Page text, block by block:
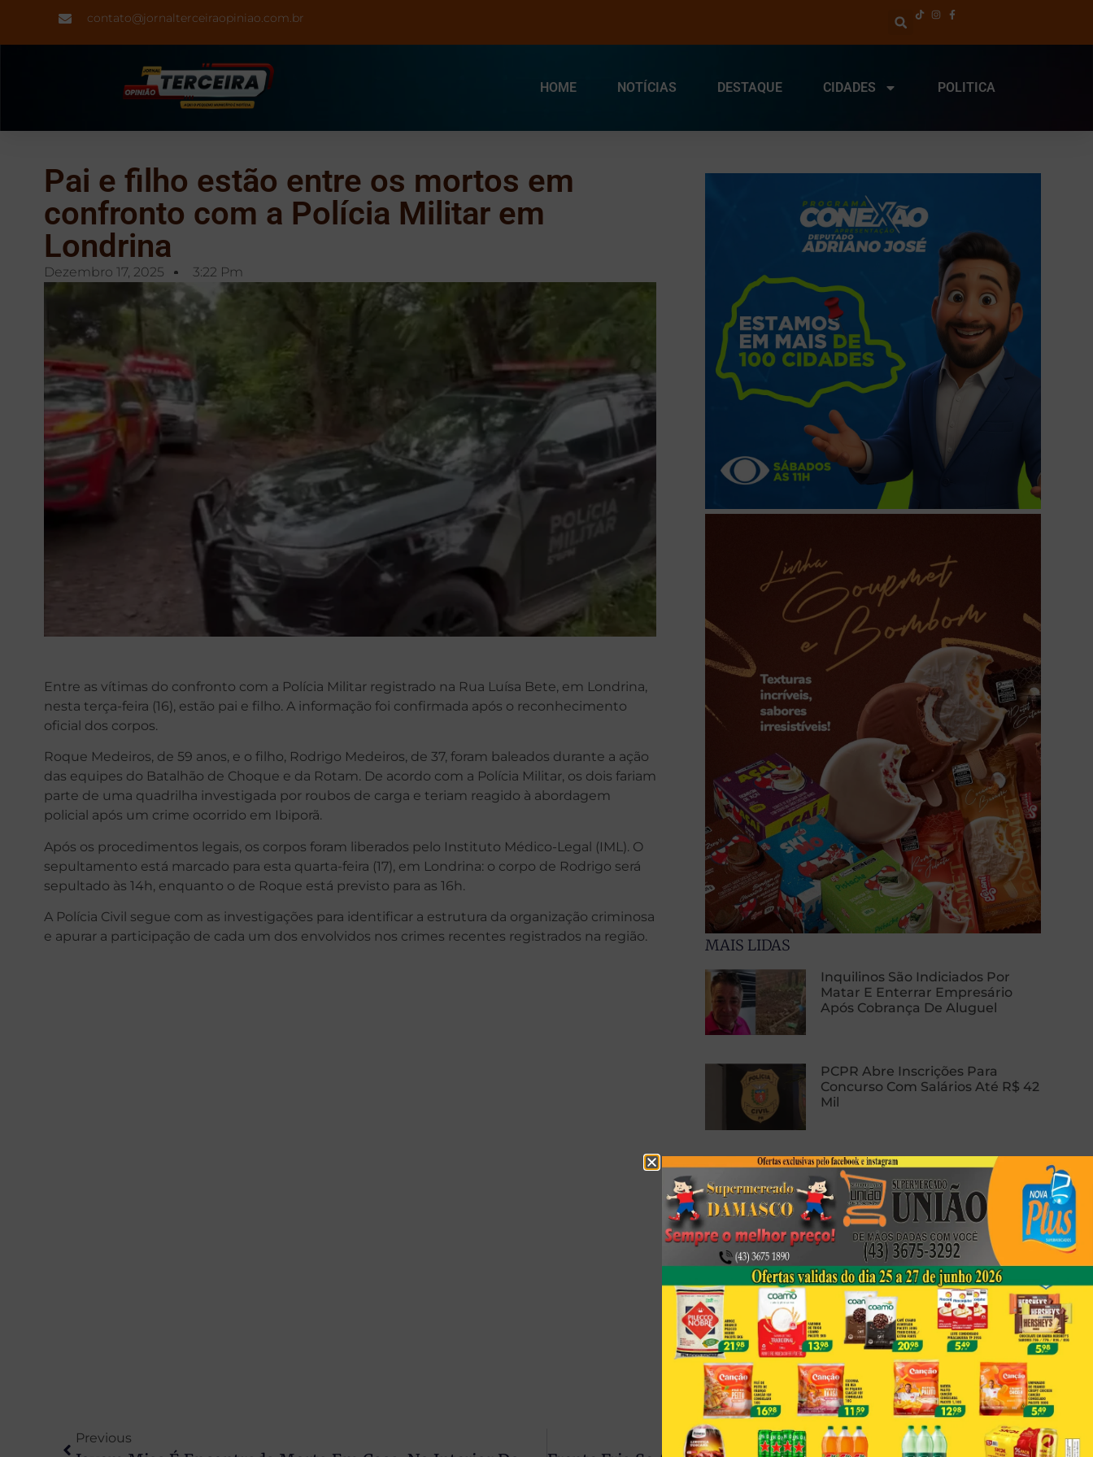
contato@jornalterceiraopiniao.com.br
HOME NOTÍCIAS DESTAQUE CIDADES POLITICA
Pai e filho estão entre os mortos em
confronto com a Polícia Militar em
Londrina
Dezembro 17, 2025 3:22 Pm
Entre as vítimas do confronto com a Polícia Militar registrado na Rua Luísa Bete, em Londrina,
nesta terça-feira (16), estão pai e filho. A informação foi confirmada após o reconhecimento
oficial dos corpos.
Roque Medeiros, de 59 anos, e o filho, Rodrigo Medeiros, de 37, foram baleados durante a ação
das equipes do Batalhão de Choque e da Rotam. De acordo com a Polícia Militar, os dois fariam
parte de uma quadrilha investigada por roubos de carga e teriam reagido à abordagem
policial após um crime ocorrido em Ibiporã.
Após os procedimentos legais, os corpos foram liberados pelo Instituto Médico-Legal (IML). O
sepultamento está marcado para esta quarta-feira (17), em Londrina: o corpo de Rodrigo será
sepultado às 14h, enquanto o de Roque está previsto para as 16h.
A Polícia Civil segue com as investigações para identificar a estrutura da organização criminosa
e apurar a participação de cada um dos envolvidos nos crimes recentes registrados na região.
MAIS LIDAS
Inquilinos São Indiciados Por
Matar E Enterrar Empresário
Após Cobrança De Aluguel
PCPR Abre Inscrições Para
Concurso Com Salários Até R$ 42
Mil
Foto Registrada Durante
Peregrinação Em Porecatu
Emociona Fiéis Por Semelhança
Com A Sagrada Face De Jesus
Corpo Em Decomposição É
Encontrado Em Londrina
Previous Next